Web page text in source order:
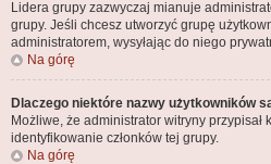
Lidera grupy zazwyczaj mianuje
grupy. Jeśli chcesz utworzyć grupę
administratorem, wysyłając do niego
Na górę
Dlaczego niektóre nazwy użytkowników
Możliwe, że administrator witryny przypisał
identyfikowanie członków tej grupy.
Na górę